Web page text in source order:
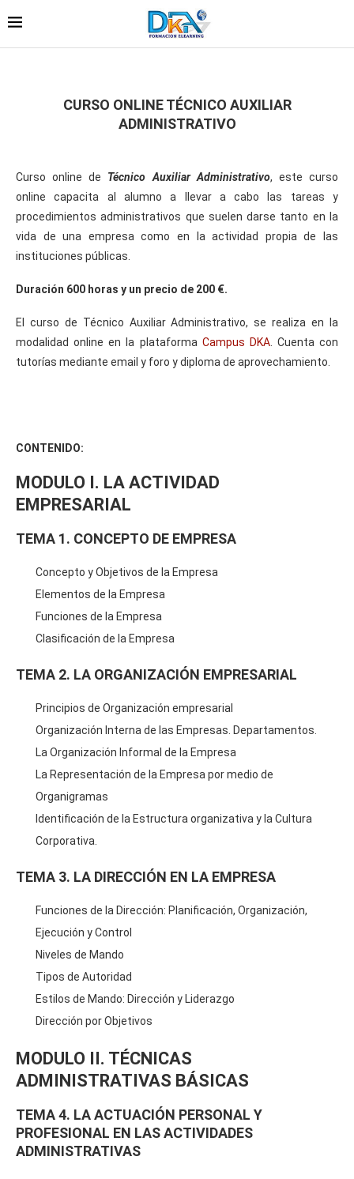
CURSO ONLINE TÉCNICO AUXILIAR
ADMINISTRATIVO
Curso online de Técnico Auxiliar Administrativo, este curso
online capacita al alumno a llevar a cabo las tareas y
procedimientos administrativos que suelen darse tanto en la
vida de una empresa como en la actividad propia de las
instituciones públicas.
Duración 600 horas y un precio de 200 €.
El curso de Técnico Auxiliar Administrativo, se realiza en la
modalidad online en la plataforma Campus DKA. Cuenta con
tutorías mediante email y foro y diploma de aprovechamiento.
CONTENIDO:
MODULO I. LA ACTIVIDAD
EMPRESARIAL
TEMA 1. CONCEPTO DE EMPRESA
Concepto y Objetivos de la Empresa
Elementos de la Empresa
Funciones de la Empresa
Clasificación de la Empresa
TEMA 2. LA ORGANIZACIÓN EMPRESARIAL
Principios de Organización empresarial
Organización Interna de las Empresas. Departamentos.
La Organización Informal de la Empresa
La Representación de la Empresa por medio de
Organigramas
Identificación de la Estructura organizativa y la Cultura
Corporativa.
TEMA 3. LA DIRECCIÓN EN LA EMPRESA
Funciones de la Dirección: Planificación, Organización,
Ejecución y Control
Niveles de Mando
Tipos de Autoridad
Estilos de Mando: Dirección y Liderazgo
Dirección por Objetivos
MODULO II. TÉCNICAS
ADMINISTRATIVAS BÁSICAS
TEMA 4. LA ACTUACIÓN PERSONAL Y
PROFESIONAL EN LAS ACTIVIDADES
ADMINISTRATIVAS